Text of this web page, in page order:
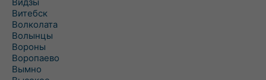
Витебск
Волколата
Волынцы
Вороны
Воропаево
Вымно